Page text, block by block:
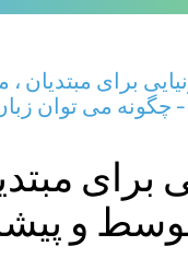
برای مبتدیان
- چگونه می توان
برای
​​و